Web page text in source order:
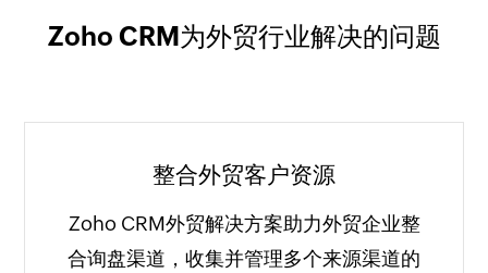
Zoho CRM为外贸行业解决的问题
整合外贸客户资源
Zoho CRM外贸解决方案助力外贸企业整
合询盘渠道，收集并管理多个来源渠道的